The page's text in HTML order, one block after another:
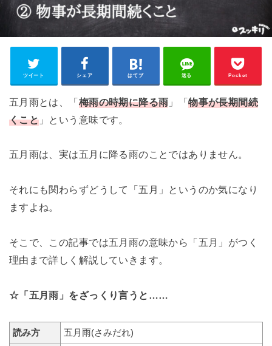
ツイート シェア はてブ 送る Pocket
五月雨とは、「梅雨の時期に降る雨 」「物事が長期間続
くこと 」という意味です。
五月雨は、実は五月に降る雨のことではありません。
それにも関わらずどうして「五月」というのか気になり
ますよね。
そこで、この記事では五月雨の意味から「五月」がつく
理由まで詳しく解説していきます。
☆「五月雨」をざっくり言うと……
読み方 五月雨(さみだれ)